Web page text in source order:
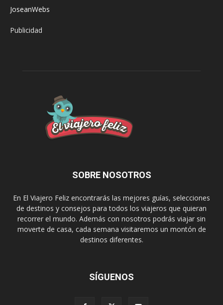
JoseanWebs
Publicidad
SOBRE NOSOTROS
En El Viajero Feliz encontrarás las mejores guías, selecciones
de destinos y consejos para todos los viajeros que quieran
recorrer el mundo. Además con nosotros podrás viajar sin
moverte de casa, cada semana visitaremos un montón de
destinos diferentes.
SÍGUENOS